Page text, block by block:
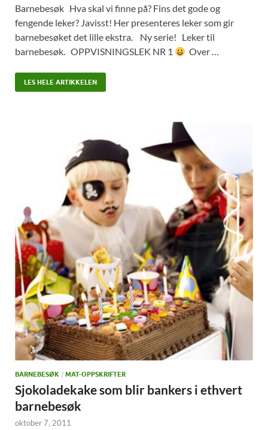
Barnebesøk Hva skal vi finne på? Fins det gode og
fengende leker? Javisst! Her presenteres leker som gir
barnebesøket det lille ekstra. Ny serie! Leker til
barnebesøk. OPPVISNINGSLEK NR 1
Over …
LES HELE ARTIKKELEN
BARNEBESØK / MAT-OPPSKRIFTER
Sjokoladekake som blir bankers i ethvert
barnebesøk
oktober 7, 2011